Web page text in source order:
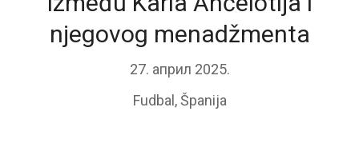
njegovog menadžmenta
27. април 2025.
Fudbal ,Španija